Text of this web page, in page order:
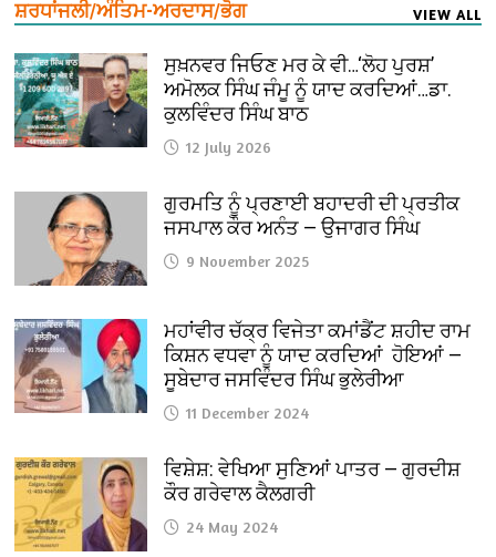
ਸ਼ਰਧਾਂਜਲੀ/ਅੰਤਿਮ-ਅਰਦਾਸ/ਭੋਗ VIEW ALL
ਸੁਖ਼ਨਵਰ ਜਿਓਣ ਮਰ ਕੇ ਵੀ…‘ਲੋਹ ਪੁਰਸ਼’
ਅਮੋਲਕ ਸਿੰਘ ਜੰਮੂ ਨੂੰ ਯਾਦ ਕਰਦਿਆਂ…ਡਾ.
ਕੁਲਵਿੰਦਰ ਸਿੰਘ ਬਾਠ
12 July 2026
ਗੁਰਮਤਿ ਨੂੰ ਪ੍ਰਣਾਈ ਬਹਾਦਰੀ ਦੀ ਪ੍ਰਤੀਕ
ਜਸਪਾਲ ਕੌਰ ਅਨੰਤ — ਉਜਾਗਰ ਸਿੰਘ
9 November 2025
ਮਹਾਂਵੀਰ ਚੱਕ੍ਰ ਵਿਜੇਤਾ ਕਮਾਂਡੈਂਟ ਸ਼ਹੀਦ ਰਾਮ
ਕਿਸ਼ਨ ਵਧਵਾ ਨੂੰ ਯਾਦ ਕਰਦਿਆਂ ਹੋਇਆਂ —
ਸੂਬੇਦਾਰ ਜਸਵਿੰਦਰ ਸਿੰਘ ਭੁਲੇਰੀਆ
11 December 2024
ਵਿਸ਼ੇਸ਼: ਵੇਖਿਆ ਸੁਣਿਆਂ ਪਾਤਰ — ਗੁਰਦੀਸ਼
ਕੌਰ ਗਰੇਵਾਲ ਕੈਲਗਰੀ
24 May 2024